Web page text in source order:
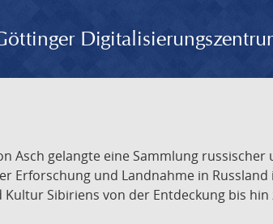
Asch gelangte eine Sammlung
Erforschung und Landnahme in
Kultur Sibiriens von der Entdeckung bis